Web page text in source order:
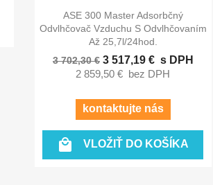
Rýchly náhľad
ASE 300 Master Adsorbčný
Odvlhčovač Vzduchu S Odvlhčovaním
Až 25,7l/24hod.
3 702,30 € 3 517,19 € s DPH
2 859,50 € bez DPH
kontaktujte nás
 VLOŽIŤ DO KOŠÍKA